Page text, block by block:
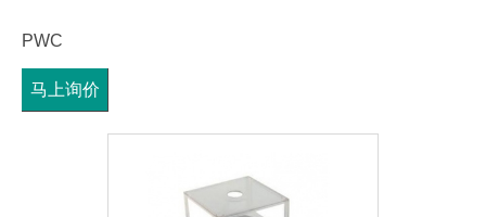
PWC
马上询价